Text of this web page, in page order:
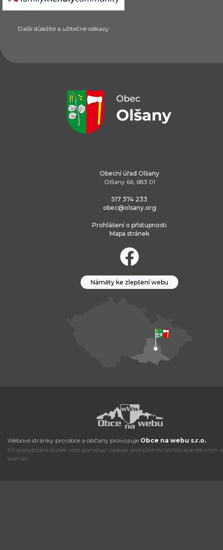
Další důležité a užitečné odkazy
Obecní úřad Olšany
Olšany 66, 683 01
517 374 233
obec@olsany.org
Prohlášení o přístupnosti
Mapa stránek
Náměty ke zlepšení webu
Webové stránky pro obce a občany provozuje Obce na webu s.r.o.
Při poskytování služeb nám pomáhají cookies, prohlížením těchto stránek s tím
souhlas.